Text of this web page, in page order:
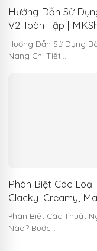
Hướng Dẫn Sử
V2 Toàn Tập |
Hướng Dẫn Sử Dụng
Nang Chi Tiết…
Phân Biệt Các
Clacky, Creamy,
Phân Biệt Các Thuật
Nào? Bước…